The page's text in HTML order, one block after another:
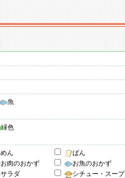
魚
緑色
めん
ぱん
お肉のおかず
お魚のおかず
サラダ
シチュー・スープ